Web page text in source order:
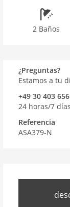
2 Baños
¿Preguntas?
Estamos a tu
+49 30 403
24 horas/7 días
Referencia
ASA379-N